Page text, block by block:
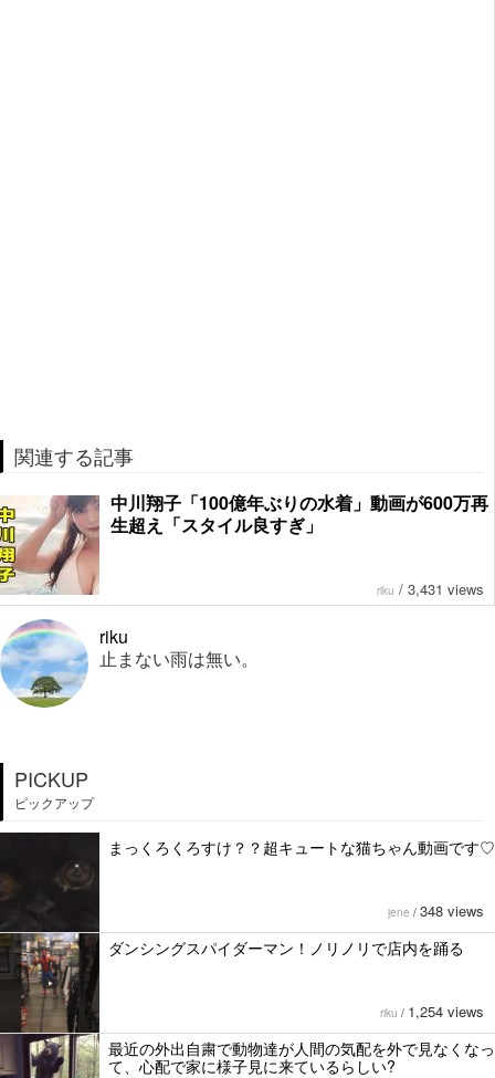
関連する記事
中川翔子「100億年ぶりの水着」動画が600万再
生超え「スタイル良すぎ」
riku / 3,431 views
riku
止まない雨は無い。
PICKUP
ピックアップ
まっくろくろすけ？？超キュートな猫ちゃん動画です♡
jene / 348 views
ダンシングスパイダーマン！ノリノリで店内を踊る
riku / 1,254 views
最近の外出自粛で動物達が人間の気配を外で見なくなっ
て、心配で家に様子見に来ているらしい?